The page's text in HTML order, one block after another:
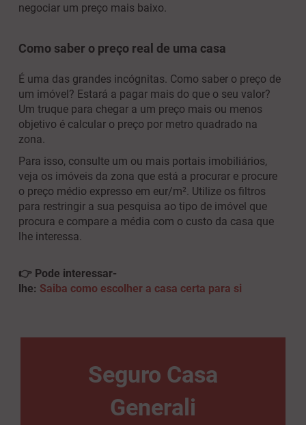
negociar um preço mais baixo.
Como saber o preço real de uma casa
É uma das grandes incógnitas. Como saber o preço de
um imóvel? Estará a pagar mais do que o seu valor?
Um truque para chegar a um preço mais ou menos
objetivo é calcular o preço por metro quadrado na
zona.
Para isso, consulte um ou mais portais imobiliários,
veja os imóveis da zona que está a procurar e procure
o preço médio expresso em eur/m². Utilize os filtros
para restringir a sua pesquisa ao tipo de imóvel que
procura e compare a média com o custo da casa que
lhe interessa.
👉 Pode interessar-
lhe: Saiba como escolher a casa certa para si
Seguro Casa
Generali